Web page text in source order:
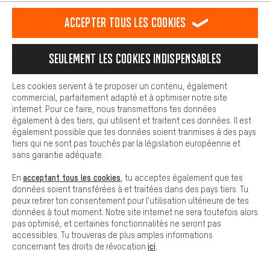
RÉSILIER LE CONTRAT Communauté d'Aix-la-Chapelle
Programme d'affiliation Mentions Légales Protection des données
Conditions générales de vente Plateforme d'Alerte
Reprise des batteries Corepile Paramètres de cookies
Modifier le contraste
Tous les prix s'entendent en euros (MwSt hors) plus les
frais de portpour la livraison versÉtats-Unis.
est plus confortable. Avec les cookies de confort, nous
Nous pouvons ainsi mettre à ta disposition d'autres contenus et
informations utiles. De plus, tu as la possibilité d'utiliser des
facilement les bons produits. Par exemple, nous proposons une
facilement aux questions.
Cookies de base
Les cookies de base garantissent que tu puisses utiliser les
fonctions de notre site web.
Accepter tous les cookies
Seulement les cookies indispensables
Les cookies servent à te proposer un contenu, également
commercial, parfaitement adapté et à optimiser notre site
internet. Pour ce faire, nous transmettons tes données
également à des tiers, qui utilisent et traitent ces données. Il est
également possible que tes données soient tranmises à des pays
tiers qui ne sont pas touchés par la législation européenne et
sans garantie adéquate.
En acceptant tous les cookies , tu acceptes également que tes
données soient transférées à et traitées dans des pays tiers. Tu
peux retirer ton consentement pour l'utilisation ultérieure de tes
données à tout moment. Notre site internet ne sera toutefois alors
pas optimisé, et certaines fonctionnalités ne seront pas
accessibles. Tu trouveras de plus amples informations
concernant tes droits de révocation ici